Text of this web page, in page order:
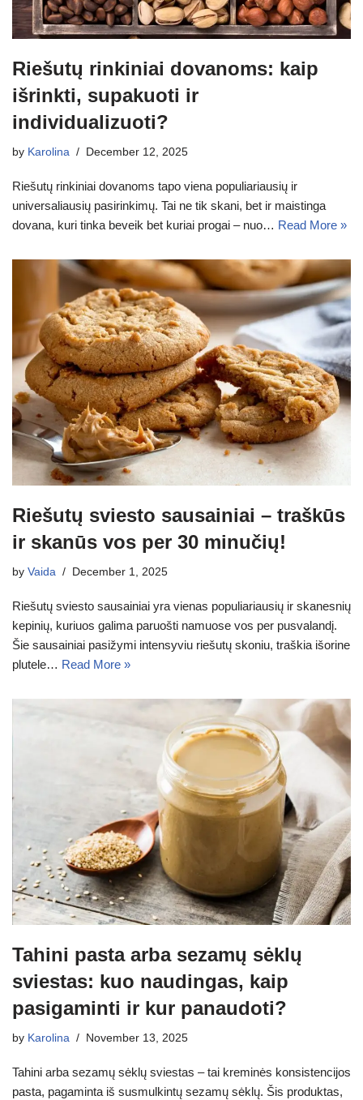
Riešutų rinkiniai dovanoms: kaip
išrinkti, supakuoti ir
individualizuoti?
by Karolina December 12, 2025
Riešutų rinkiniai dovanoms tapo viena populiariausių ir
universaliausių pasirinkimų. Tai ne tik skani, bet ir maistinga
dovana, kuri tinka beveik bet kuriai progai – nuo… Read More »
Riešutų sviesto sausainiai – traškūs
ir skanūs vos per 30 minučių!
by Vaida December 1, 2025
Riešutų sviesto sausainiai yra vienas populiariausių ir skanesnių
kepinių, kuriuos galima paruošti namuose vos per pusvalandį.
Šie sausainiai pasižymi intensyviu riešutų skoniu, traškia išorine
plutele… Read More »
Tahini pasta arba sezamų sėklų
sviestas: kuo naudingas, kaip
pasigaminti ir kur panaudoti?
by Karolina November 13, 2025
Tahini arba sezamų sėklų sviestas – tai kreminės konsistencijos
pasta, pagaminta iš susmulkintų sezamų sėklų. Šis produktas,